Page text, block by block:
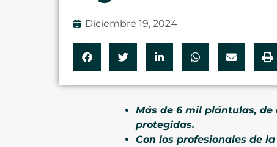
Diciembre 19, 2024
Más de 6 mil plántulas, de
protegidas.
Con los profesionales de